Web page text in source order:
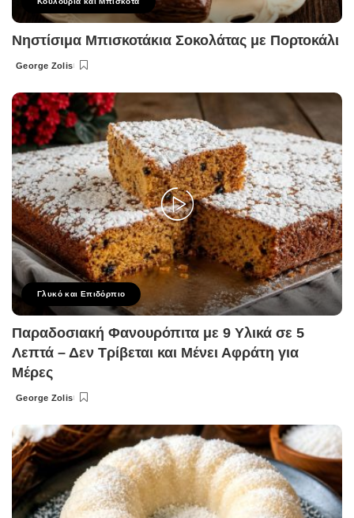
Νηστίσιμα Μπισκοτάκια Σοκολάτας με Πορτοκάλι
Posted
George Zolis
Γλυκό και Επιδόρπιο
Παραδοσιακή Φανουρόπιτα με 9 Υλικά σε 5
Λεπτά – Δεν Τρίβεται και Μένει Αφράτη για
Μέρες
Posted
George Zolis